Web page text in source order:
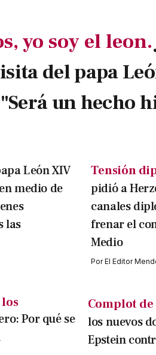
yo soy el leon.
del papa
un hecho
León XIV
medio de
las
Tensión
pidió a
canales
frenar el
Medio
PorEl Editor
Por qué se
Complot
los nuevos
Epstein